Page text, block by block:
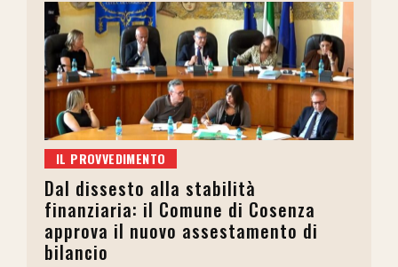
IL PROVVEDIMENTO
Dal dissesto alla stabilità
finanziaria: il Comune di Cosenza
approva il nuovo assestamento di
bilancio